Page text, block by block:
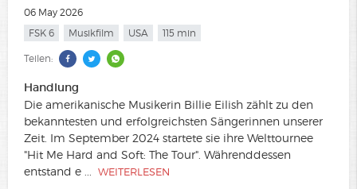
06 May 2026
FSK 6
Musikfilm USA 115 min
Teilen:
Handlung
Die amerikanische Musikerin Billie Eilish zählt zu den
bekanntesten und erfolgreichsten Sängerinnen unserer
Zeit. Im September 2024 startete sie ihre Welttournee
"Hit Me Hard and Soft: The Tour". Währenddessen
entstand e
WEITERLESEN